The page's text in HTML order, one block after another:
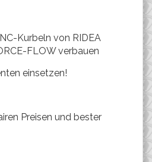
Kurbeln von RIDEA
FLOW verbauen
einsetzen!
Preisen und bester